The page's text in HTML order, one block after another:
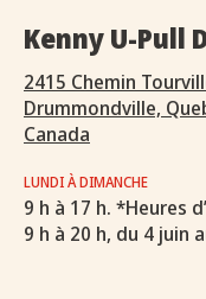
Kenny U-Pull
2415 Chemin
Drummondville,
Canada
LUNDI À DIMANCHE
9 h à 17 h. *Heures
9 h à 20 h, du 4 juin